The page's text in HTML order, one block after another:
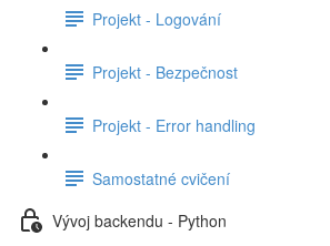
Projekt - Logování
Projekt - Bezpečnost
Projekt - Error handling
Samostatné cvičení
Vývoj backendu - Python